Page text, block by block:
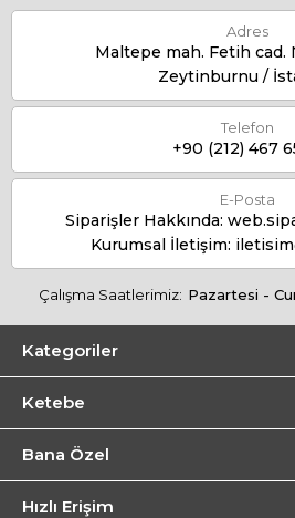
Adres
Maltepe mah. Fetih cad.
Zeytinburnu /
Telefon
+90 (212) 467
E-Posta
Siparişler Hakkında:
Kurumsal İletişim:
Çalışma Saatlerimiz: Pazartesi -
Kategoriler
Ketebe
Bana Özel
Hızlı Erişim